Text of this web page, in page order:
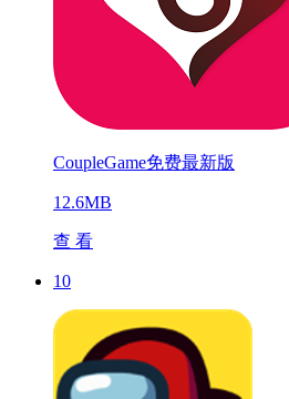
CoupleGame免费最新版
12.6MB
查 看
10